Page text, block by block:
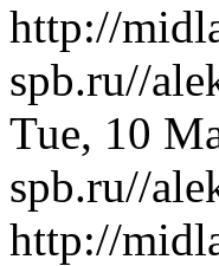
http://
spb.ru//
Tue, 10
spb.ru//
http://